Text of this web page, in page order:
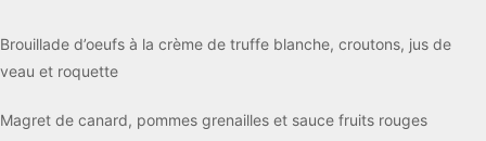
Brouillade d’oeufs à la crème de truffe blanche, croutons, jus de
veau et roquette
Magret de canard, pommes grenailles et sauce fruits rouges